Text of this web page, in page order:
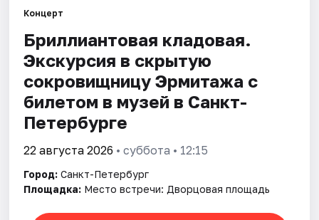
Города
Площадки
Артисты
Рейтинги
Концерт
Бриллиантовая кладовая.
Экскурсия в скрытую
сокровищницу Эрмитажа с
билетом в музей в Санкт-
Петербурге
22 августа 2026 • суббота • 12:15
Город: Санкт-Петербург
Площадка: Место встречи: Дворцовая площадь